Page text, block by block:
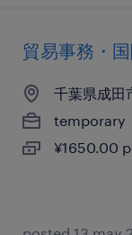
貿易事務・
千葉県成田
temporary
¥1650.00